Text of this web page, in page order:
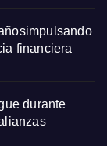
financiera
durante